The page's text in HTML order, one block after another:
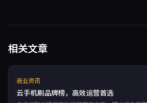
相关文章
商业资讯
云手机刷品牌榜，高效运营首选